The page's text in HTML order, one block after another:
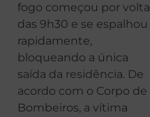
fogo começou por volta
das 9h30 e se espalhou
rapidamente,
bloqueando a única
saída da residência. De
acordo com o Corpo de
Bombeiros, a vítima